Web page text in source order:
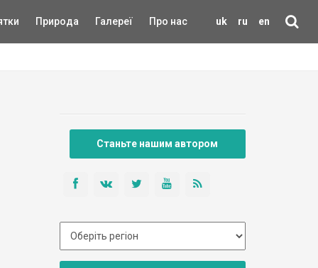
uk ru en
Природа Галереї Про нас
Станьте нашим автором